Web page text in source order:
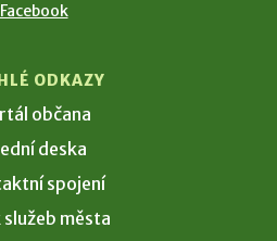
Facebook
ODKAZY
občana
deska
spojení
služeb města